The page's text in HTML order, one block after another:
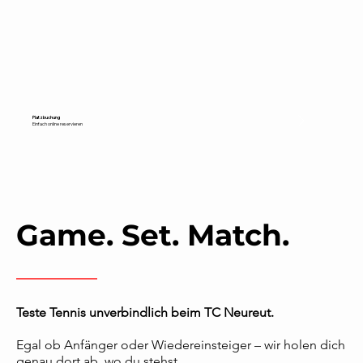
Platzbuchung
Einfach online reservieren
Game. Set. Match.
Teste Tennis unverbindlich beim TC Neureut.
Egal ob Anfänger oder Wiedereinsteiger – wir holen dich